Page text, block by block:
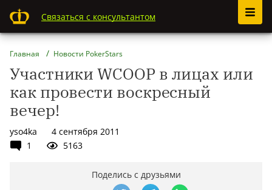
Связаться с консультантом
Главная Новости PokerStars
Участники WCOOP в лицах или
как провести воскресный
вечер!
yso4ka
4 сентября 2011
1
5163
Поделись с друзьями